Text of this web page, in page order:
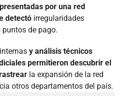
por una red
detectó irregularidades
de pago.
y análisis técnicos
permitieron descubrir el
la expansión de la red
otros departamentos del país.